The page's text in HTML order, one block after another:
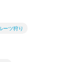
ーツ狩り